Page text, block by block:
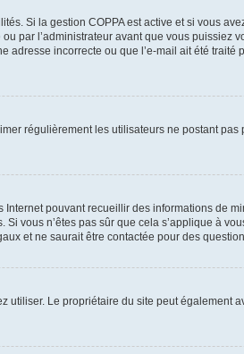
Si la gestion COPPA est active et si vous
par l’administrateur avant que vous puissiez
incorrecte ou que l’e-mail ait été
régulièrement les utilisateurs ne postant
pouvant recueillir des informations de
vous n’êtes pas sûr que cela s’applique à
et ne saurait être contactée pour des
Le propriétaire du site peut également